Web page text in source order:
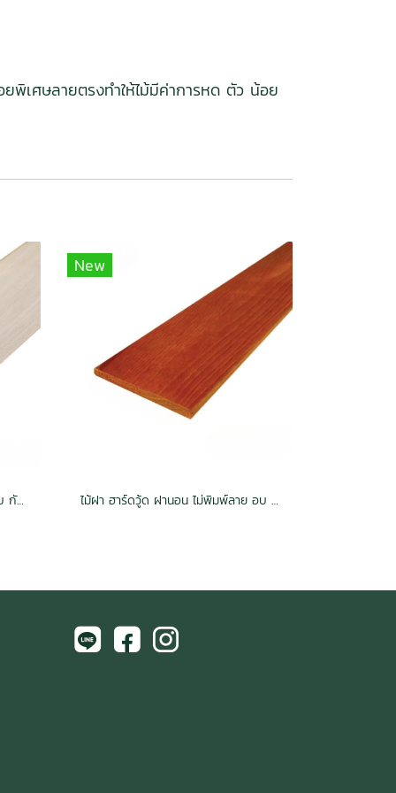
พิเศษลายตรงทำให้ไม้มีค่าการหด ตัว น้อย
ไม้ฝา ฮาร์ดวู้ด ฝานอน พิมพ์ลาย อบ กันปลวก H3.2
New
ไม้ฝา ฮาร์ดวู้ด ฝานอน ไม่พิมพ์ลาย อบ กันปลวก H3.2 สีไม้แดง